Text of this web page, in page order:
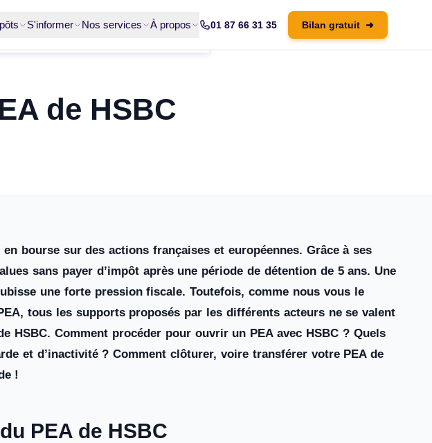
S'informer Nos services À propos 01 87 66 31 35 Bilan gratuit ➜
de HSBC
bourse sur des actions françaises et européennes. Grâce à ses
sans payer d’impôt après une période de détention de 5 ans. Une
une forte pression fiscale. Toutefois, comme nous vous le
tous les supports proposés par les différents acteurs ne se valent
HSBC. Comment procéder pour ouvrir un PEA avec HSBC ? Quels
et d’inactivité ? Comment clôturer, voire transférer votre PEA de
!
PEA de HSBC